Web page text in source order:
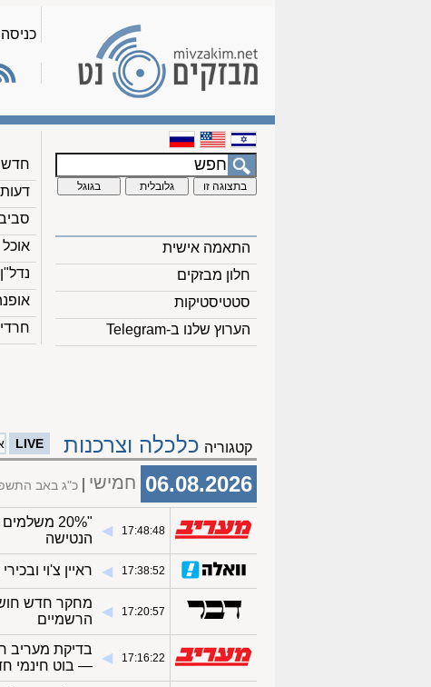
כניסה
התאמה אישית
חלון מבזקים
סטטיסטיקות
הערוץ שלנו ב-Telegram
דעות
אוכל
נדל"ן
קטגוריה כלכלה וצרכנות LIVE
06.08.2026 חמישי כ"ג באב
17:48:48
◀︎
הנטישה
17:38:52
◀︎ ראיין צ'וי
17:20:57
◀︎
מחקר חדש
הרשמיים
17:16:22
◀︎
בדיקת מעריב
— בוט חינמי